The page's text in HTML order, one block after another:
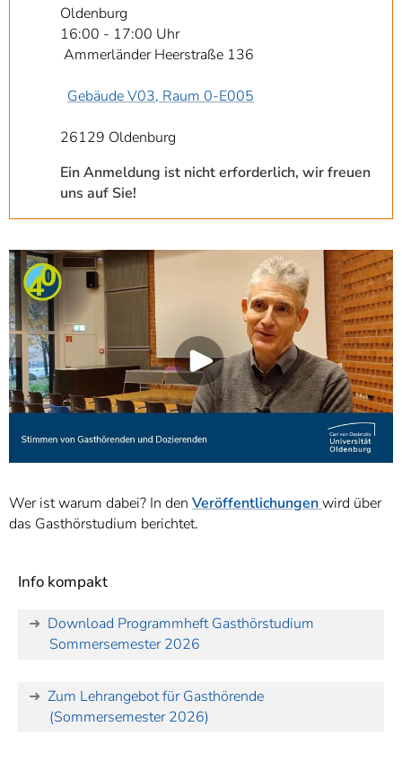
Oldenburg
16:00 - 17:00 Uhr
Ammerländer Heerstraße 136
Gebäude V03, Raum 0-E005
26129 Oldenburg
Ein Anmeldung ist nicht erforderlich, wir freuen
uns auf Sie!
Wer ist warum dabei? In den Veröffentlichungenwird über
das Gasthörstudium berichtet.
Info kompakt
Download Programmheft Gasthörstudium
Sommersemester 2026
Zum Lehrangebot für Gasthörende
(Sommersemester 2026)